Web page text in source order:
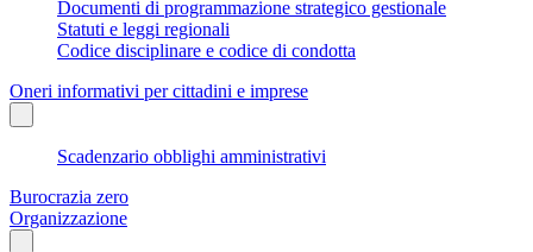
Documenti di programmazione strategico gestionale
Statuti e leggi regionali
Codice disciplinare e codice di condotta
Oneri informativi per cittadini e imprese
Scadenzario obblighi amministrativi
Burocrazia zero
Organizzazione